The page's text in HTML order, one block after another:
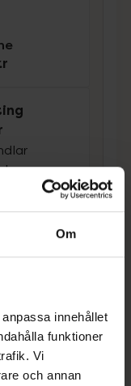
Om
innehållet
funktioner
Vi
och annan
kr